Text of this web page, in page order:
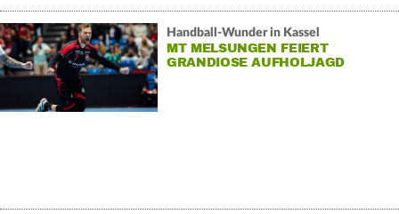
Handball-Wunder in Kassel
MT MELSUNGEN FEIERT
GRANDIOSE AUFHOLJAGD